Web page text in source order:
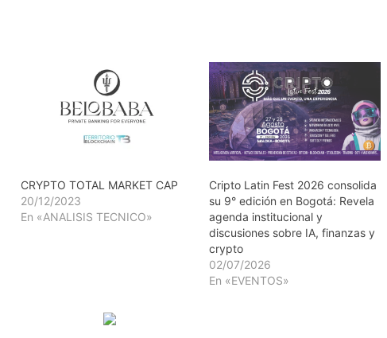
CRYPTO TOTAL MARKET CAP
20/12/2023
En «ANALISIS TECNICO»
Cripto Latin Fest 2026 consolida
su 9° edición en Bogotá: Revela
agenda institucional y
discusiones sobre IA, finanzas y
crypto
02/07/2026
En «EVENTOS»